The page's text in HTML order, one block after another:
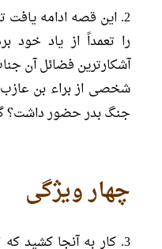
2. این قصه ادامه
را تعمداً از یاد خود
آشکارترین فضائل آن
شخصی از براء بن عازب
جنگ بدر حضور داشت؟
چهار ویژگی
3. کار به آنجا کشید